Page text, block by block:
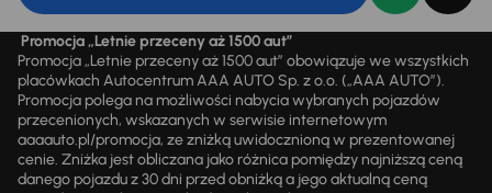
Promocja „Letnie przeceny aż 1500 aut”
Promocja „Letnie przeceny aż 1500 aut” obowiązuje we wszystkich
placówkach Autocentrum AAA AUTO Sp. z o.o. („AAA AUTO”).
Promocja polega na możliwości nabycia wybranych pojazdów
przecenionych, wskazanych w serwisie internetowym
aaaauto.pl/promocja, ze zniżką uwidocznioną w prezentowanej
cenie. Zniżka jest obliczana jako różnica pomiędzy najniższą ceną
danego pojazdu z 30 dni przed obniżką a jego aktualną ceną